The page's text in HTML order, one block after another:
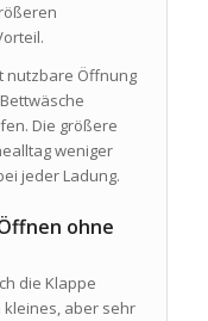
nutzbare Öffnung
Die größere
weniger
jeder Ladung.
ohne
die Klappe
aber sehr